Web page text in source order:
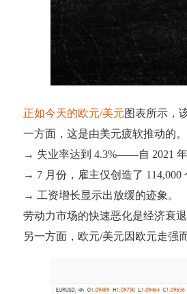
正如今天的欧元/美元图表所示，
一方面，这是由美元疲软推动的
→ 失业率达到 4.3%——自 2021 年
→ 7 月份，雇主仅创造了 114,000
→ 工资增长显示出放缓的迹象。
劳动力市场的快速恶化是经济衰
另一方面，欧元/美元因欧元走强